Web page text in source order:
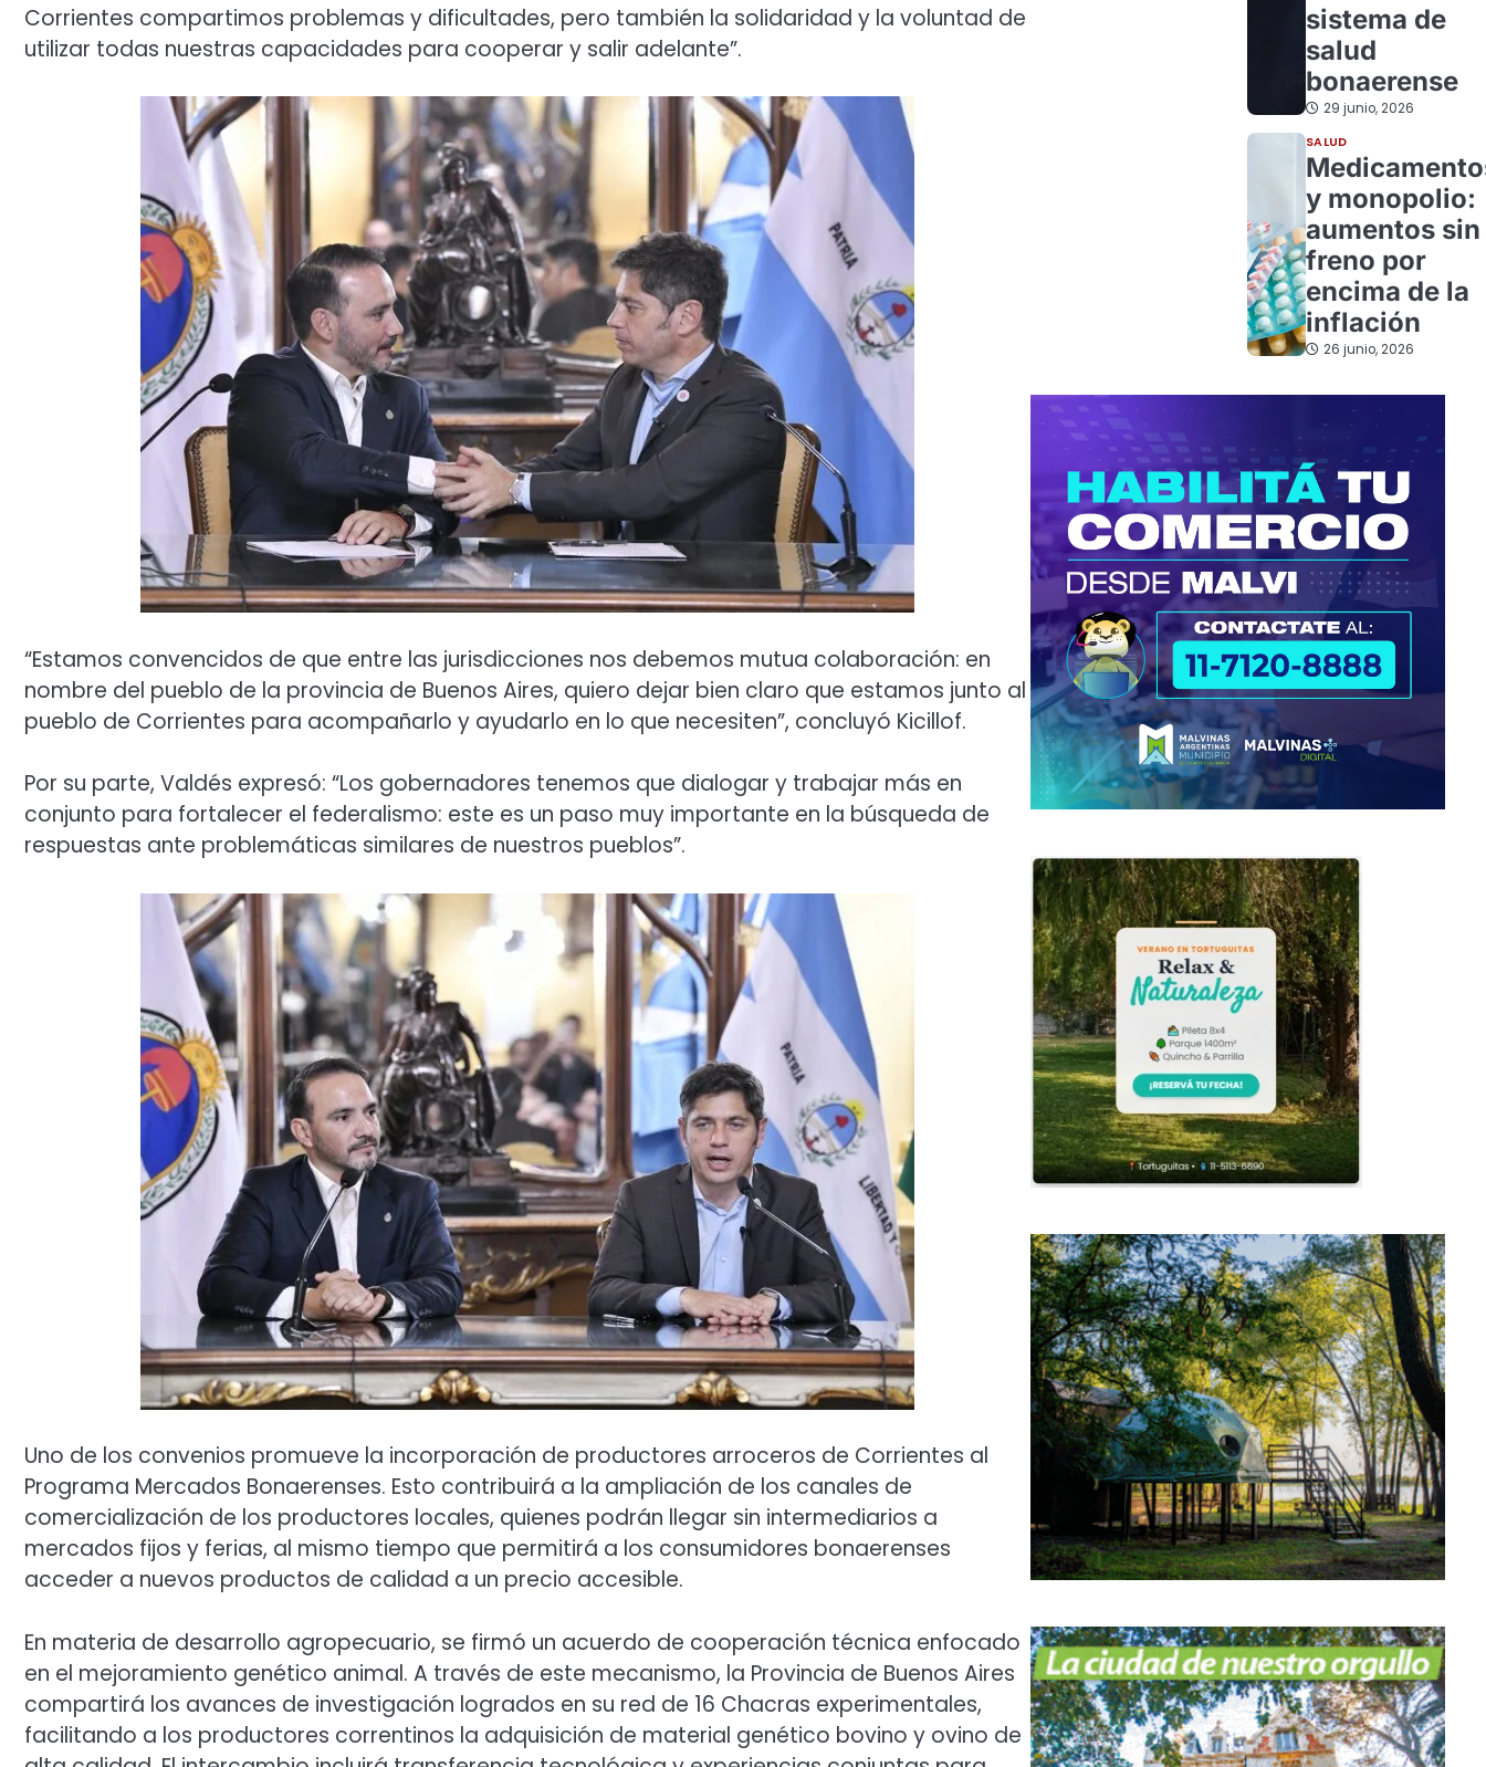
Corrientes compartimos problemas y dificultades, pero también la solidaridad y la voluntad de
utilizar todas nuestras capacidades para cooperar y salir adelante”.
“Estamos convencidos de que entre las jurisdicciones nos debemos mutua colaboración: en
nombre del pueblo de la provincia de Buenos Aires, quiero dejar bien claro que estamos junto al
pueblo de Corrientes para acompañarlo y ayudarlo en lo que necesiten”, concluyó Kicillof.
Por su parte, Valdés expresó: “Los gobernadores tenemos que dialogar y trabajar más en
conjunto para fortalecer el federalismo: este es un paso muy importante en la búsqueda de
respuestas ante problemáticas similares de nuestros pueblos”.
Uno de los convenios promueve la incorporación de productores arroceros de Corrientes al
Programa Mercados Bonaerenses. Esto contribuirá a la ampliación de los canales de
comercialización de los productores locales, quienes podrán llegar sin intermediarios a
mercados fijos y ferias, al mismo tiempo que permitirá a los consumidores bonaerenses
acceder a nuevos productos de calidad a un precio accesible.
En materia de desarrollo agropecuario, se firmó un acuerdo de cooperación técnica enfocado
en el mejoramiento genético animal. A través de este mecanismo, la Provincia de Buenos Aires
compartirá los avances de investigación logrados en su red de 16 Chacras experimentales,
facilitando a los productores correntinos la adquisición de material genético bovino y ovino de
sistema de
salud
bonaerense
29 junio, 2026
SALUD
y monopolio:
aumentos sin
freno por
encima de la
inflación
26 junio, 2026